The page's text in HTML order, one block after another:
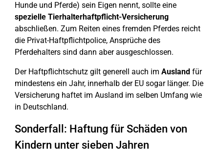
Hunde und Pferde) sein Eigen nennt, sollte eine
spezielle Tierhalterhaftpflicht-Versicherung
abschließen. Zum Reiten eines fremden Pferdes reicht
die Privat-Haftpflichtpolice, Ansprüche des
Pferdehalters sind dann aber ausgeschlossen.
Der Haftpflichtschutz gilt generell auch im Ausland für
mindestens ein Jahr, innerhalb der EU sogar länger. Die
Versicherung haftet im Ausland im selben Umfang wie
in Deutschland.
Sonderfall: Haftung für Schäden von
Kindern unter sieben Jahren